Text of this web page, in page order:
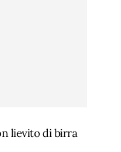
lievito di birra